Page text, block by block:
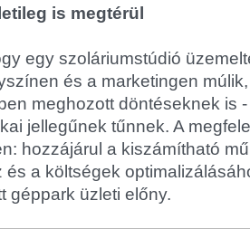
is megtérül
egy szoláriumstúdió
és a marketingen
meghozott döntéseknek is
jellegűnek tűnnek. A
hozzájárul a kiszámítható
a költségek
géppark üzleti előny.